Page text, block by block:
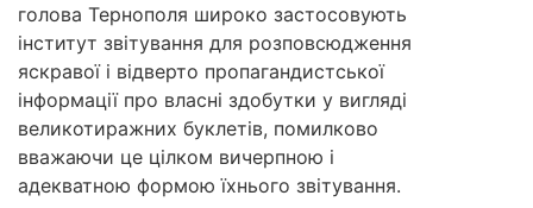
голова Тернополя широко застосовують
інститут звітування для розповсюдження
яскравої і відверто пропагандистської
інформації про власні здобутки у вигляді
великотиражних буклетів, помилково
вважаючи це цілком вичерпною і
адекватною формою їхнього звітування.